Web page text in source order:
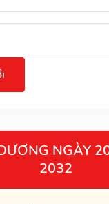
NGÀY
2032